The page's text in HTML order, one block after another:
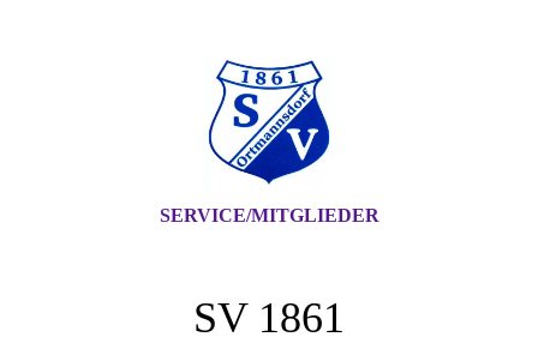
SERVICE/MITGLIEDER
SV 1861